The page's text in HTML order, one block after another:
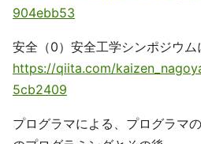
904ebb53
安全（0）安全工学シンポジウム
https://qiita.com/
5cb2409
プログラマによる、プログラマ